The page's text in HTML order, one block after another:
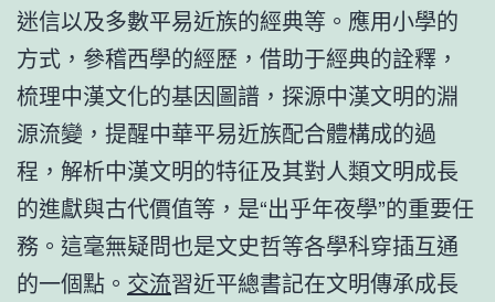
迷信以及多數平易近族的經典等。應用小學的
方式，參稽西學的經歷，借助于經典的詮釋，
梳理中漢文化的基因圖譜，探源中漢文明的淵
源流變，提醒中華平易近族配合體構成的過
程，解析中漢文明的特征及其對人類文明成長
的進獻與古代價值等，是“出乎年夜學”的重要任
務。這毫無疑問也是文史哲等各學科穿插互通
的一個點。 交流習近平總書記在文明傳承成長